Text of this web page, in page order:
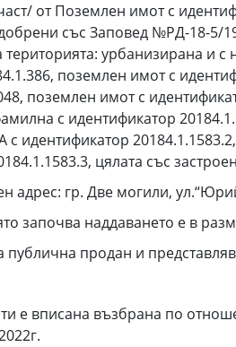
от Поземлен имот с
със Заповед №РД-18-5/
урбанизирана и
поземлен имот с
поземлен имот с
с идентификатор
идентификатор
цялата със
адрес: гр. Две могили,
започва наддаването е в
продан и
е вписана възбрана по